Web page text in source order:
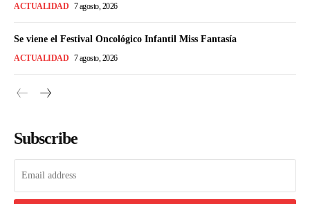
ACTUALIDAD 7 agosto, 2026
Se viene el Festival Oncológico Infantil Miss Fantasía
ACTUALIDAD 7 agosto, 2026
Subscribe